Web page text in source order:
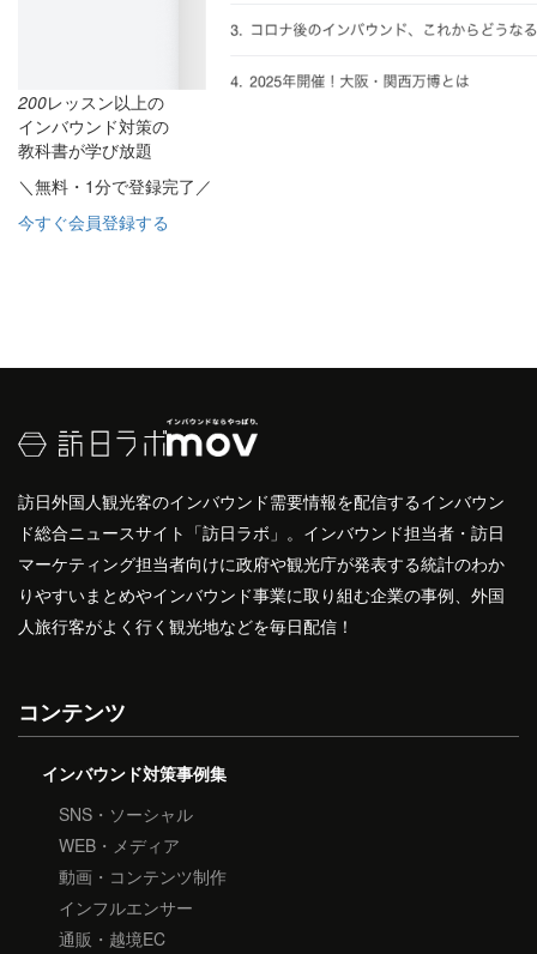
200レッスン以上の
インバウンド対策の
教科書が学び放題
＼無料・1分で登録完了／
今すぐ会員登録する
訪日外国人観光客のインバウンド需要情報を配信するインバウン
ド総合ニュースサイト「訪日ラボ」。インバウンド担当者・訪日
マーケティング担当者向けに政府や観光庁が発表する統計のわか
りやすいまとめやインバウンド事業に取り組む企業の事例、外国
人旅行客がよく行く観光地などを毎日配信！
コンテンツ
インバウンド対策事例集
SNS・ソーシャル
WEB・メディア
動画・コンテンツ制作
インフルエンサー
通販・越境EC